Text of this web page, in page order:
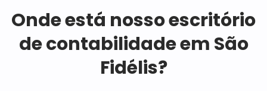
Onde está nosso escritório
de contabilidade em São
Fidélis?